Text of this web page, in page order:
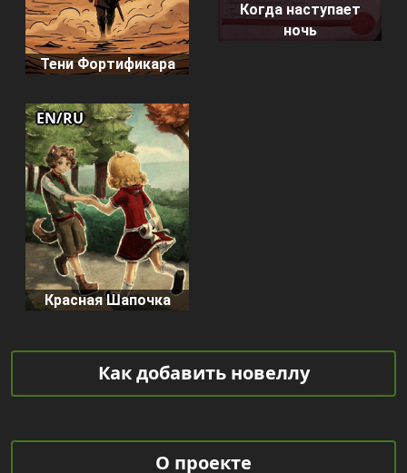
Тени Фортификара
Когда наступает
ночь
Красная Шапочка
EN/RU
Как добавить новеллу
О проекте